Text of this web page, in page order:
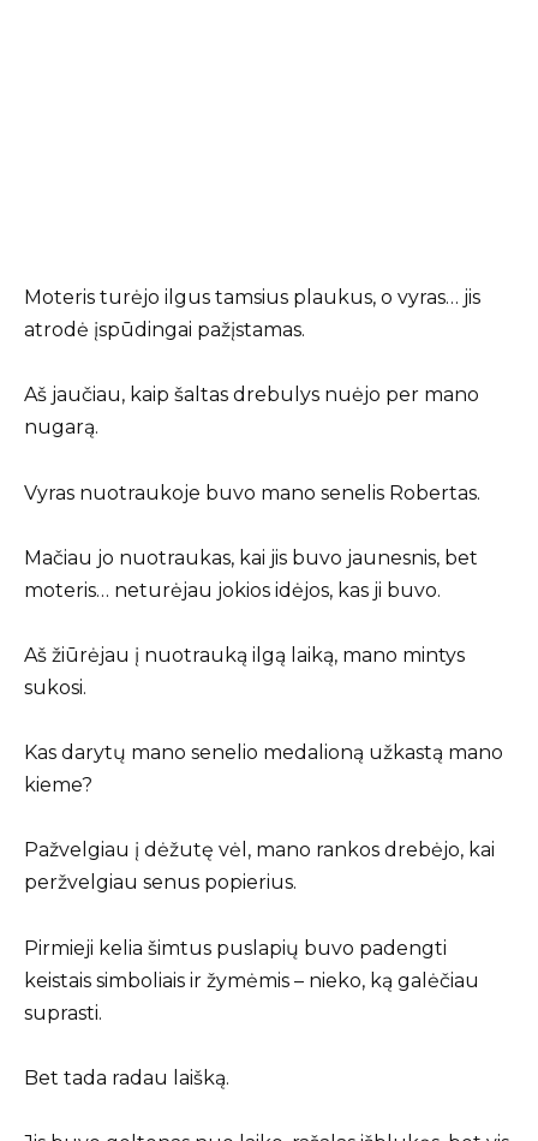
Moteris turėjo ilgus tamsius plaukus, o vyras… jis
atrodė įspūdingai pažįstamas.
Aš jaučiau, kaip šaltas drebulys nuėjo per mano
nugarą.
Vyras nuotraukoje buvo mano senelis Robertas.
Mačiau jo nuotraukas, kai jis buvo jaunesnis, bet
moteris… neturėjau jokios idėjos, kas ji buvo.
Aš žiūrėjau į nuotrauką ilgą laiką, mano mintys
sukosi.
Kas darytų mano senelio medalioną užkastą mano
kieme?
Pažvelgiau į dėžutę vėl, mano rankos drebėjo, kai
peržvelgiau senus popierius.
Pirmieji kelia šimtus puslapių buvo padengti
keistais simboliais ir žymėmis – nieko, ką galėčiau
suprasti.
Bet tada radau laišką.